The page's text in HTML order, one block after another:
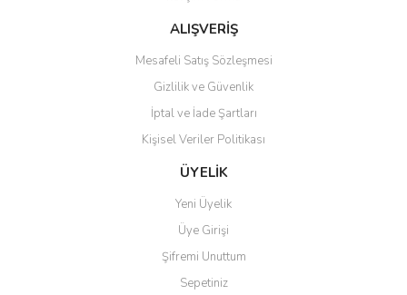
Bu ürüne benzer farklı alternatifler olmalı.
Gönder
ALIŞVERİŞ
Mesafeli Satış Sözleşmesi
Gizlilik ve Güvenlik
İptal ve İade Şartları
Kişisel Veriler Politikası
ÜYELİK
Yeni Üyelik
Üye Girişi
Şifremi Unuttum
Sepetiniz